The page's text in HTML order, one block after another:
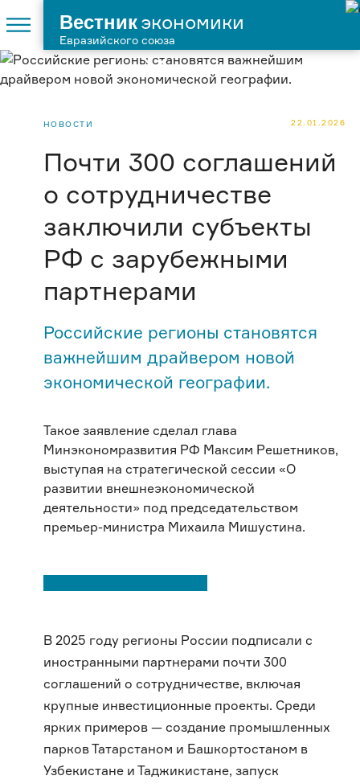
Вестникэкономики
Евразийского союза
НОВОСТИ 22.01.2026
Почти 300 соглашений
о сотрудничестве
заключили субъекты
РФ с зарубежными
партнерами
Российские регионы становятся
важнейшим драйвером новой
экономической географии.
Такое заявление сделал глава
Минэкономразвития РФ Максим Решетников,
выступая на стратегической сессии «О
развитии внешнеэкономической
деятельности» под председательством
премьер-министра Михаила Мишустина.
В 2025 году регионы России подписали с
иностранными партнерами почти 300
соглашений о сотрудничестве, включая
крупные инвестиционные проекты. Среди
ярких примеров — создание промышленных
парков Татарстаном и Башкортостаном в
Узбекистане и Таджикистане, запуск